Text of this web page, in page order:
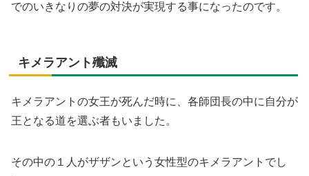
でのいきなりの夢の対決が実現する事になったのです。
キメラアント殲滅
キメラアントの女王が死んだ時に、各師団長の中に自分が
王となる道を選ぶ者もいました。
その中の１人がザザンという女性型のキメラアントでし